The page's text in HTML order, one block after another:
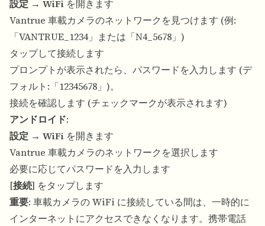
設定 → WiFi を開きます
Vantrue 車載カメラのネットワークを見つけます (例:
「VANTRUE_1234」または「N4_5678」)
タップして接続します
プロンプトが表示されたら、パスワードを入力します (デ
フォルト:「12345678」)。
接続を確認します (チェックマークが表示されます)
アンドロイド:
設定 → WiFi を開きます
Vantrue 車載カメラのネットワークを選択します
必要に応じてパスワードを入力します
[接続] をタップします
重要: 車載カメラの WiFi に接続している間は、一時的に
インターネットにアクセスできなくなります。携帯電話